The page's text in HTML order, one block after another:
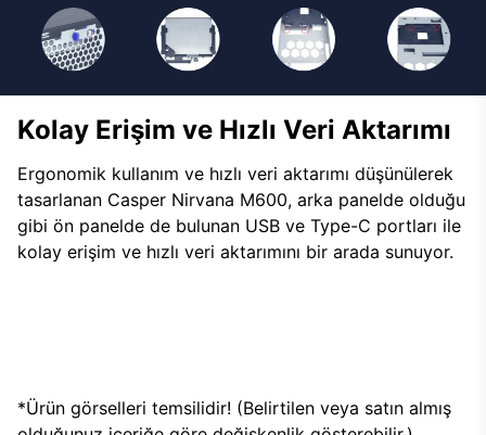
Kolay Erişim ve Hızlı Veri Aktarımı
Ergonomik kullanım ve hızlı veri aktarımı düşünülerek
tasarlanan Casper Nirvana M600, arka panelde olduğu
gibi ön panelde de bulunan USB ve Type-C portları ile
kolay erişim ve hızlı veri aktarımını bir arada sunuyor.
*Ürün görselleri temsilidir! (Belirtilen veya satın almış